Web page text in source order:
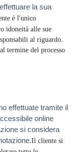
la sua
è l'unico
idoneità alle sue
al riguardo.
termine del processo
effettuate tramite il
online
si considera
Il cliente si